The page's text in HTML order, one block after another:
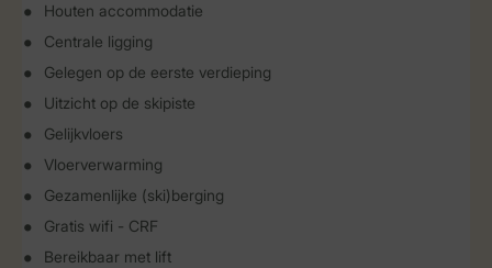
Houten accommodatie
Centrale ligging
Gelegen op de eerste verdieping
Uitzicht op de skipiste
Gelijkvloers
Vloerverwarming
Gezamenlijke (ski)berging
Gratis wifi - CRF
Bereikbaar met lift